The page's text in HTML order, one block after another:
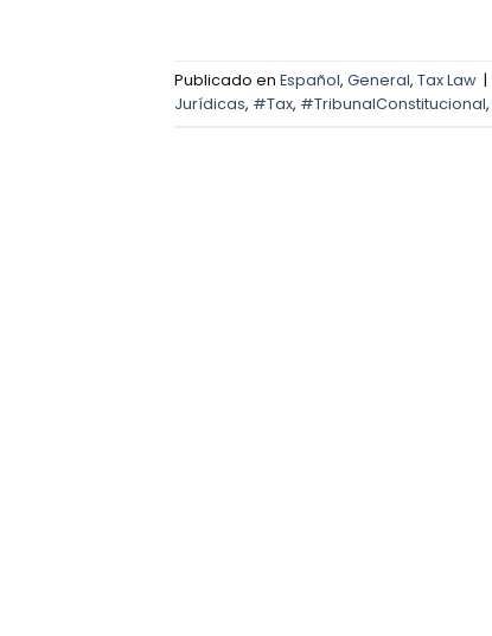
Publicado en Español, General, Tax Law |
Jurídicas, #Tax, #TribunalConstitucional,